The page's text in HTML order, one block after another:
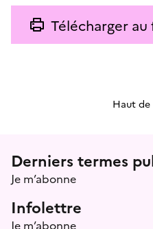
Télécharger au
Haut de
Menu
Derniers termes
Je m’abonne
Infolettre
Je m’abonne